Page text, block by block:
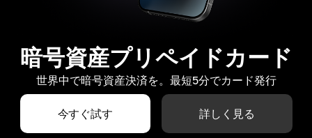
暗号資産プリペイドカード
世界中で暗号資産決済を。最短5分でカード発行
今すぐ試す 詳しく見る